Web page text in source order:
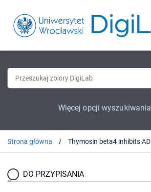
Więcej opcji wyszukiwania
Strona główna
DO PRZYPISANIA